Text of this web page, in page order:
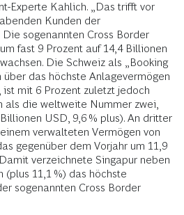
Experte Kahlich. „Das trifft vor
Kunden der
Die sogenannten Cross Border
fast 9 Prozent auf 14,4 Billionen
Die Schweiz als „Booking
über das höchste Anlagevermögen
mit 6 Prozent zuletzt jedoch
als die weltweite Nummer zwei,
USD, 9,6 % plus). An dritter
verwalteten Vermögen von
gegenüber dem Vorjahr um 11,9
verzeichnete Singapur neben
11,1 %) das höchste
sogenannten Cross Border